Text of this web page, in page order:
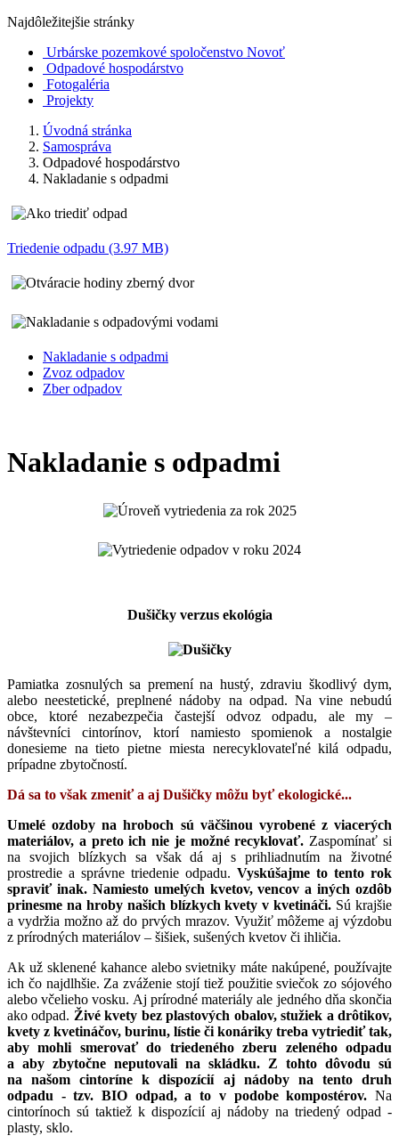
Najdôležitejšie stránky
Urbárske pozemkové spoločenstvo Novoť
Odpadové hospodárstvo
Fotogaléria
Projekty
Úvodná stránka
Samospráva
Odpadové hospodárstvo
Nakladanie s odpadmi
Triedenie odpadu (3.97 MB)
Nakladanie s odpadmi
Zvoz odpadov
Zber odpadov
Nakladanie s odpadmi
Dušičky verzus ekológia
Pamiatka zosnulých sa premení na hustý, zdraviu škodlivý dym,
alebo neestetické, preplnené nádoby na odpad. Na vine nebudú
obce, ktoré nezabezpečia častejší odvoz odpadu, ale my –
návštevníci cintorínov, ktorí namiesto spomienok a nostalgie
donesieme na tieto pietne miesta nerecyklovateľné kilá odpadu,
prípadne zbytočností.
Dá sa to však zmeniť a aj Dušičky môžu byť ekologické...
Umelé ozdoby na hroboch sú väčšinou vyrobené z viacerých
materiálov, a preto ich nie je možné recyklovať. Zaspomínať si
na svojich blízkych sa však dá aj s prihliadnutím na životné
prostredie a správne triedenie odpadu. Vyskúšajme to tento rok
spraviť inak. Namiesto umelých kvetov, vencov a iných ozdôb
prinesme na hroby našich blízkych kvety v kvetináči. Sú krajšie
a vydržia možno až do prvých mrazov. Využiť môžeme aj výzdobu
z prírodných materiálov – šišiek, sušených kvetov či ihličia.
Ak už sklenené kahance alebo svietniky máte nakúpené, používajte
ich čo najdlhšie. Za zváženie stojí tiež použitie sviečok zo sójového
alebo včelieho vosku. Aj prírodné materiály ale jedného dňa skončia
ako odpad. Živé kvety bez plastových obalov, stužiek a drôtikov,
kvety z kvetináčov, burinu, lístie či konáriky treba vytriediť tak,
aby mohli smerovať do triedeného zberu zeleného odpadu
a aby zbytočne neputovali na skládku. Z tohto dôvodu sú
na našom cintoríne k dispozícií aj nádoby na tento druh
odpadu - tzv. BIO odpad, a to v podobe kompostérov. Na
cintorínoch sú taktiež k dispozícií aj nádoby na triedený odpad -
plasty, sklo.